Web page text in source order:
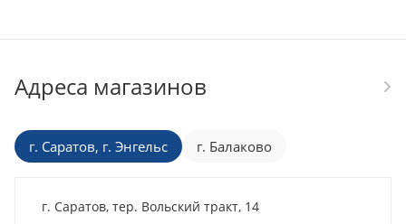
Адреса магазинов
г. Саратов, г. Энгельс г. Балаково
г. Саратов, тер. Вольский тракт, 14